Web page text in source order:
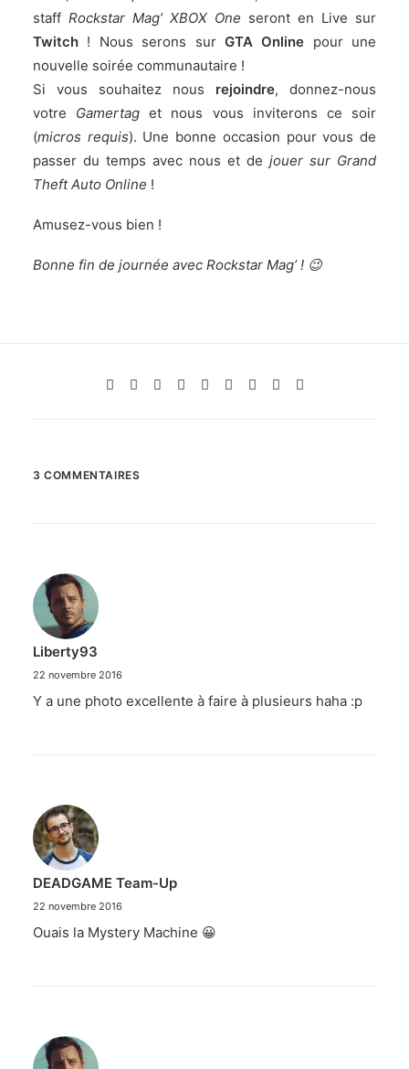
staff Rockstar Mag’ XBOX One seront en Live sur
Twitch ! Nous serons sur GTA Online pour une
nouvelle soirée communautaire !
Si vous souhaitez nous rejoindre, donnez-nous
votre Gamertag et nous vous inviterons ce soir
(micros requis). Une bonne occasion pour vous de
passer du temps avec nous et de jouer sur Grand
Theft Auto Online !
Amusez-vous bien !
Bonne fin de journée avec Rockstar Mag’ ! 😉
3 COMMENTAIRES
Liberty93
22 novembre 2016
Y a une photo excellente à faire à plusieurs haha :p
DEADGAME Team-Up
22 novembre 2016
Ouais la Mystery Machine 😀